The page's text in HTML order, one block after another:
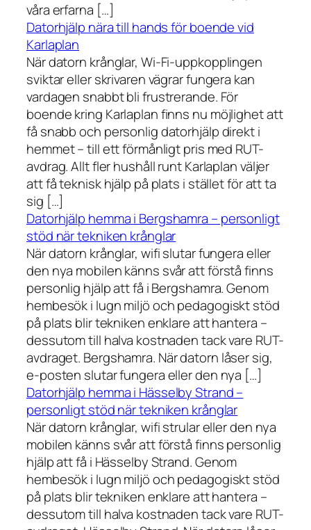
våra erfarna […]
Datorhjälp nära till hands för boende vid
Karlaplan
När datorn krånglar, Wi-Fi-uppkopplingen
sviktar eller skrivaren vägrar fungera kan
vardagen snabbt bli frustrerande. För
boende kring Karlaplan finns nu möjlighet att
få snabb och personlig datorhjälp direkt i
hemmet – till ett förmånligt pris med RUT-
avdrag. Allt fler hushåll runt Karlaplan väljer
att få teknisk hjälp på plats i stället för att ta
sig […]
Datorhjälp hemma i Bergshamra – personligt
stöd när tekniken krånglar
När datorn krånglar, wifi slutar fungera eller
den nya mobilen känns svår att förstå finns
personlig hjälp att få i Bergshamra. Genom
hembesök i lugn miljö och pedagogiskt stöd
på plats blir tekniken enklare att hantera –
dessutom till halva kostnaden tack vare RUT-
avdraget. Bergshamra. När datorn låser sig,
e-posten slutar fungera eller den nya […]
Datorhjälp hemma i Hässelby Strand –
personligt stöd när tekniken krånglar
När datorn krånglar, wifi strular eller den nya
mobilen känns svår att förstå finns personlig
hjälp att få i Hässelby Strand. Genom
hembesök i lugn miljö och pedagogiskt stöd
på plats blir tekniken enklare att hantera –
dessutom till halva kostnaden tack vare RUT-